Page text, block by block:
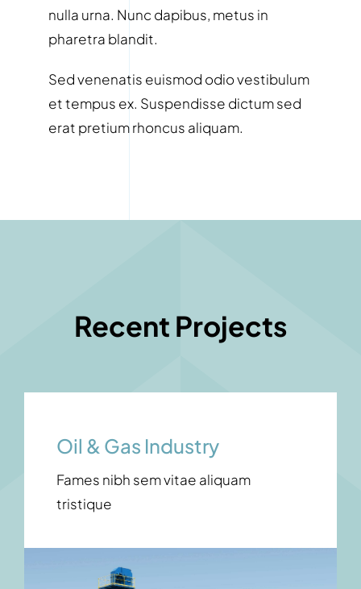
nulla urna. Nunc dapibus, metus in
pharetra blandit.
Sed venenatis euismod odio vestibulum
et tempus ex. Suspendisse dictum sed
erat pretium rhoncus aliquam.
Recent Projects
Oil & Gas Industry
Fames nibh sem vitae aliquam
tristique